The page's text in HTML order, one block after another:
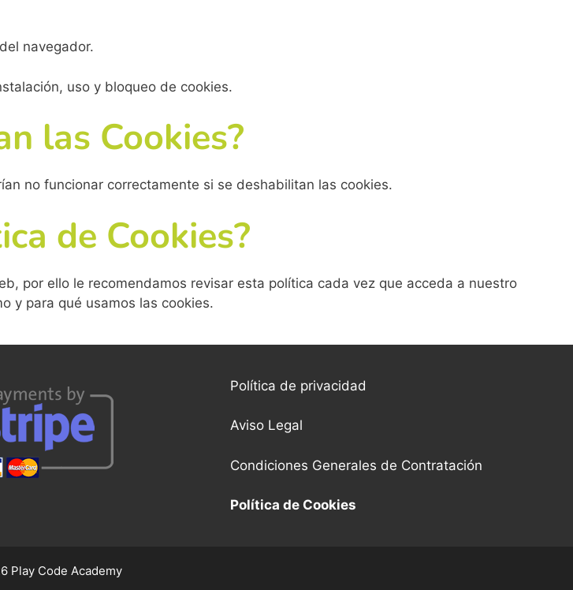
navegador.
uso y bloqueo de cookies.
las Cookies?
no funcionar correctamente si se deshabilitan las cookies.
de Cookies?
por ello le recomendamos revisar esta política cada vez que acceda a nuestro
y para qué usamos las cookies.
Política de privacidad
Aviso Legal
Condiciones Generales de Contratación
Política de Cookies
Play Code Academy